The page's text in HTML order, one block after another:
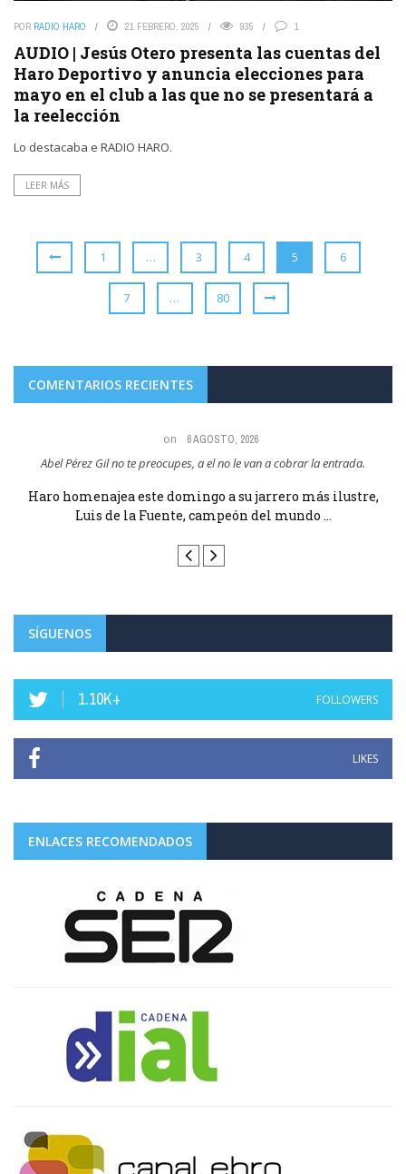
POR RADIO HARO 21 FEBRERO, 2025 935 1
AUDIO | Jesús Otero presenta las cuentas del
Haro Deportivo y anuncia elecciones para
mayo en el club a las que no se presentará a
la reelección
Lo destacaba e RADIO HARO.
LEER MÁS
1 … 3 4 5 6
7 … 80
COMENTARIOS RECIENTES
on 6 AGOSTO, 2026
Maria Angeles Lugel Y que pasa porque le aplaudiera? VIVA RUBIALES Y
Haro homenajea este domingo a su jarrero más ilustre,
SÍGUENOS
1.10K+
ENLACES RECOMENDADOS